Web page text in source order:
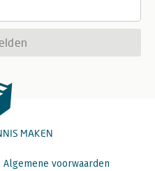
MAKEN
Algemene voorwaarden